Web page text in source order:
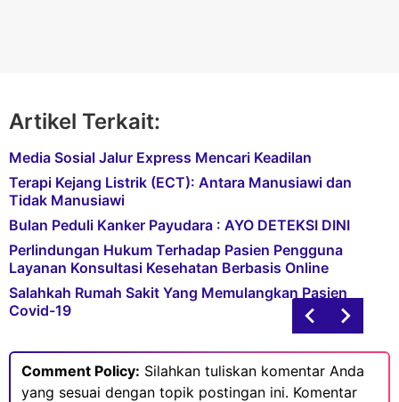
Artikel Terkait:
Media Sosial Jalur Express Mencari Keadilan
Terapi Kejang Listrik (ECT): Antara Manusiawi dan
Tidak Manusiawi
Bulan Peduli Kanker Payudara : AYO DETEKSI DINI
Perlindungan Hukum Terhadap Pasien Pengguna
Layanan Konsultasi Kesehatan Berbasis Online
Salahkah Rumah Sakit Yang Memulangkan Pasien
Covid-19
Comment Policy: Silahkan tuliskan komentar Anda
yang sesuai dengan topik postingan ini. Komentar